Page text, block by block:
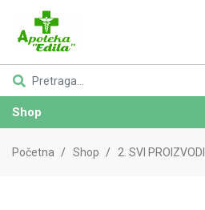
Shop
Početna Shop 2. SVI PROIZVODI